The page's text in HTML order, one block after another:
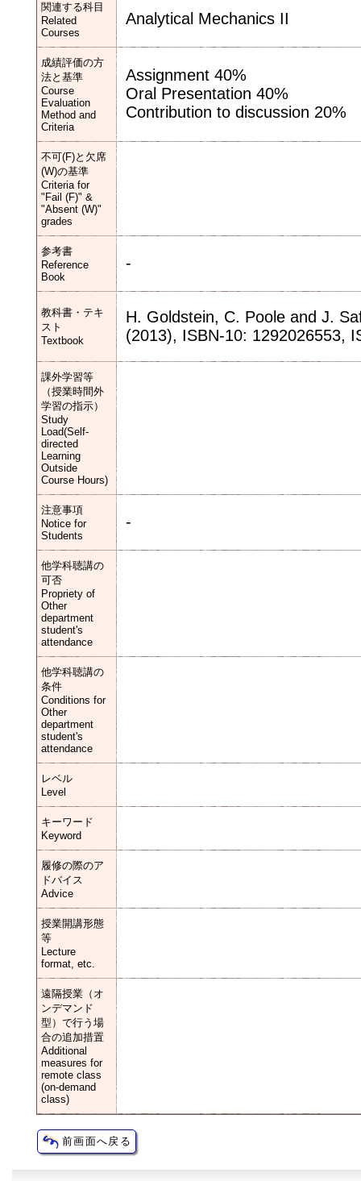
関連する科目
Related
Courses
Analytical Mechanics II
成績評価の方
法と基準
Course
Evaluation
Method and
Criteria
Assignment 40%
Oral Presentation 40%
Contribution to discussion 20%
不可(F)と欠席
(W)の基準
Criteria for
"Fail (F)" &
"Absent (W)"
grades
参考書
Reference
Book
-
教科書・テキ
スト
Textbook
H. Goldstein, C. Poole and J.
(2013), ISBN-10: 1292026553,
課外学習等
（授業時間外
学習の指示）
Study
Load(Self-
directed
Learning
Outside
Course Hours)
注意事項
Notice for
Students
-
他学科聴講の
可否
Propriety of
Other
department
student's
attendance
他学科聴講の
条件
Conditions for
Other
department
student's
attendance
レベル
Level
キーワード
Keyword
履修の際のア
ドバイス
Advice
授業開講形態
等
Lecture
format, etc.
遠隔授業（オ
ンデマンド
型）で行う場
合の追加措置
Additional
measures for
remote class
(on-demand
class)